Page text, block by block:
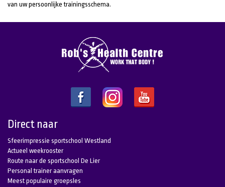
van uw persoonlijke trainingsschema.
Direct naar
Sfeerimpressie sportschool Westland
Actueel weekrooster
Route naar de sportschool De Lier
Personal trainer aanvragen
Meest populaire groepsles